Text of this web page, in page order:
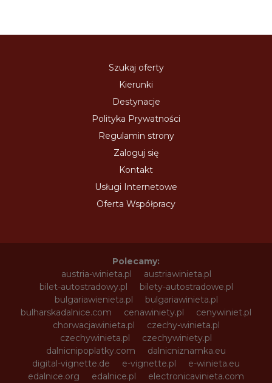
Szukaj oferty
Kierunki
Destynacje
Polityka Prywatności
Regulamin strony
Zaloguj się
Kontakt
Usługi Internetowe
Oferta Współpracy
Polecamy:
austria-winieta.pl
austriawinieta.pl
bilet-autostradowy.pl
bilety-autostradowe.pl
bulgariawienieta.pl
bulgariawinieta.pl
bulharskadalnice.com
cenawiniety.pl
cenywiniet.pl
chorwacjawinieta.pl
czechy-winieta.pl
czechywinieta.pl
czechywiniety.pl
dalnicnipoplatky.com
dalnicniznamka.eu
digital-vignette.de
e-vignette.pl
e-winieta.eu
edalnice.org
edalnice.pl
electronicavinieta.com